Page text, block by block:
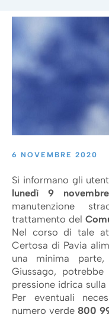
6 NOVEMBRE 2020
Si informano gli
lunedì 9 novembre
manutenzione
trattamento del
Nel corso di tale
Certosa di Pavia
una minima
Giussago,
pressione idrica sulla
Per eventuali
numero verde 800